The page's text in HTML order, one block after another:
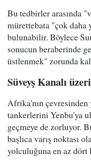
Bu tedbirler arasında
mürettebata "çok
bulunabilir. Böylece
sonucun beraberinde
üstlenmek" zorunda
Süveyş Kanalı
Afrika'nın
tankerlerini Yenbu'ya
geçmeye de zorluyor.
başlıca varış noktası
yolculuğuna en az dört